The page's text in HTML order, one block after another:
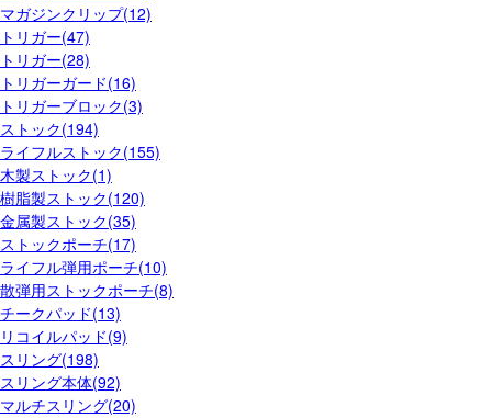
マガジンクリップ(12)
トリガー(47)
トリガー(28)
トリガーガード(16)
トリガーブロック(3)
ストック(194)
ライフルストック(155)
木製ストック(1)
樹脂製ストック(120)
金属製ストック(35)
ストックポーチ(17)
ライフル弾用ポーチ(10)
散弾用ストックポーチ(8)
チークパッド(13)
リコイルパッド(9)
スリング(198)
スリング本体(92)
マルチスリング(20)